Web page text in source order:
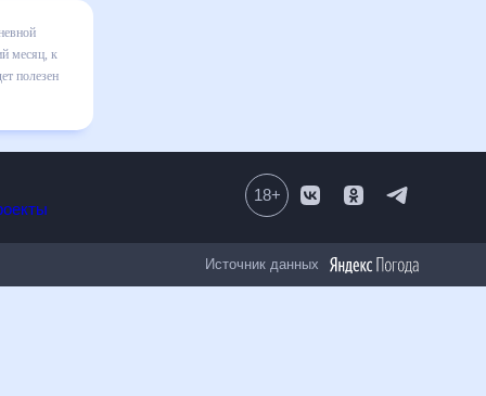
месяц
в
18+
Источник данных